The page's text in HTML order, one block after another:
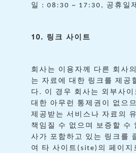
일
: 08:30 ~ 17:30, 공휴일
10. 링크 사이트
회사는 이용자께 다른 회사의
는 자료에 대한 링크를 제공
다 . 이 경우 회사는 외부사이
대한 아무런 통제권이 없으
제공받는 서비스나 자료의
책임질
수 없으며 보증할 수
사가 포함하고 있는 링크를
여
타 사이트 (site) 의 페이지